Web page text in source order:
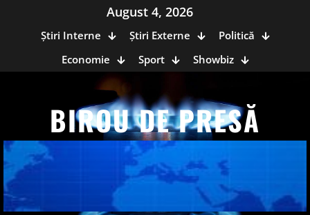
August 4, 2026
Știri Interne Știri Externe
Politică
Economie
Sport Showbiz
BIROU DE PRESĂ